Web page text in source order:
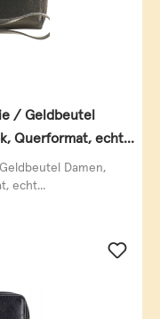
/ Geldbeutel
Querformat, echt
Damen,
echt...